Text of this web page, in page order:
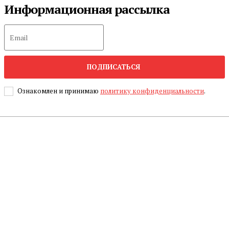
Информационная рассылка
ПОДПИСАТЬСЯ
Ознакомлен и принимаю политику конфиденциальности.